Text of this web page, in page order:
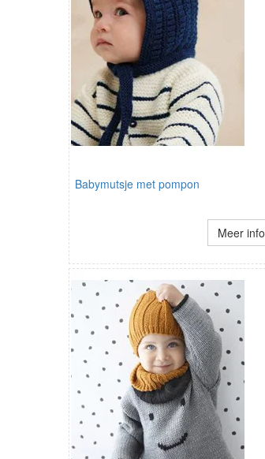
Babymutsje met pompon
Meer info